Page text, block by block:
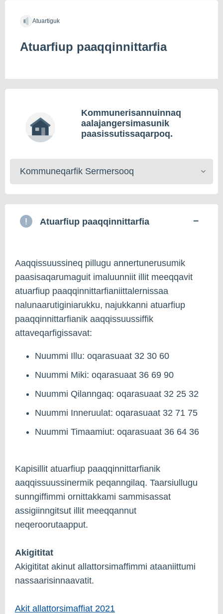
Atuartiguk
Atuarfiup paaqqinnittarfia
Kommunerisannuinnaq
aalajangersimasunik
paasissutissaqarpoq.
Kommunerisat
toqqaruk
Atuarfiup paaqqinnittarfia
Aaqqissuussineq pillugu annertunerusumik
paasisaqarumaguit imaluunniit illit meeqqavit
atuarfiup paaqqinnittarfianiittalernissaa
nalunaarutiginiarukku, najukkanni atuarfiup
paaqqinnittarfianik aaqqissuussiffik
attaveqarfigissavat:
Nuummi Illu: oqarasuaat 32 30 60
Nuummi Miki: oqarasuaat 36 69 90
Nuummi Qilanngaq: oqarasuaat 32 25 32
Nuummi Inneruulat: oqarasuaat 32 71 75
Nuummi Timaamiut: oqarasuaat 36 64 36
Kapisillit atuarfiup paaqqinnittarfianik
aaqqissuussinermik peqanngilaq. Taarsiullugu
sunngiffimmi ornittakkami sammisassat
assigiinngitsut illit meeqqannut
neqeroorutaapput.
Akigititat
Akigititat akinut allattorsimaffimmi ataaniittumi
nassaarisinnaavatit.
Akit allattorsimaffiat 2021